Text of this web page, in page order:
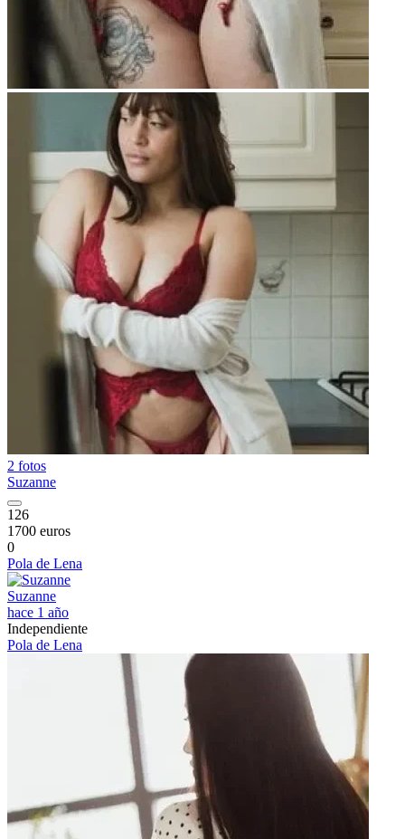
2 fotos
Suzanne
126
1700 euros
0
Pola de Lena
Suzanne
hace 1 año
Independiente
Pola de Lena